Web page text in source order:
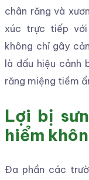
chân răng và
xúc trực tiếp với
không chỉ gây
là dấu hiệu cảnh
răng miệng tiềm
Lợi bị
hiểm
Đa phần các